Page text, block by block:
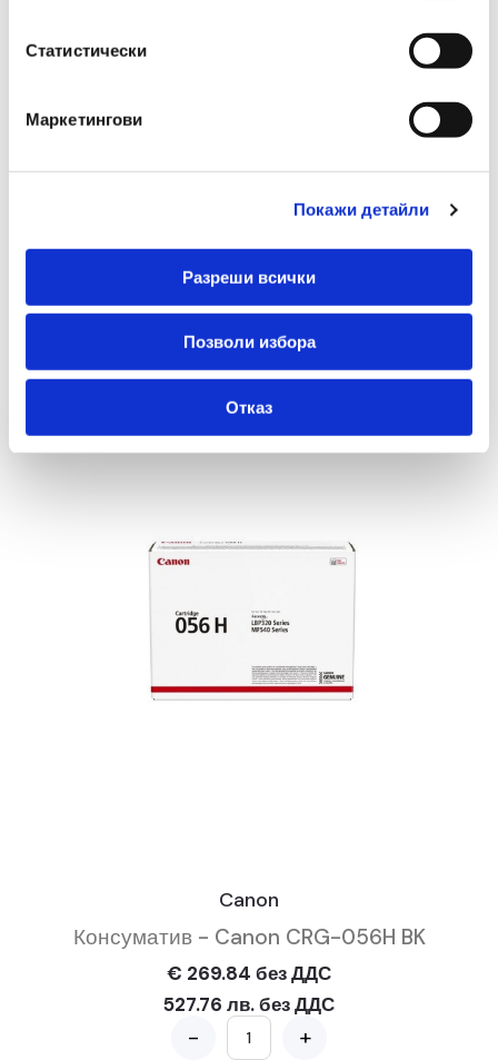
Статистически
Маркетингови
Покажи детайли
Разреши всички
Позволи избора
Отказ
€ 285.00 без ДДС
557.42 лв. без ДДС
- +
Купи
Canon
Консуматив - Canon CRG-056H BK
€ 269.84 без ДДС
527.76 лв. без ДДС
- +